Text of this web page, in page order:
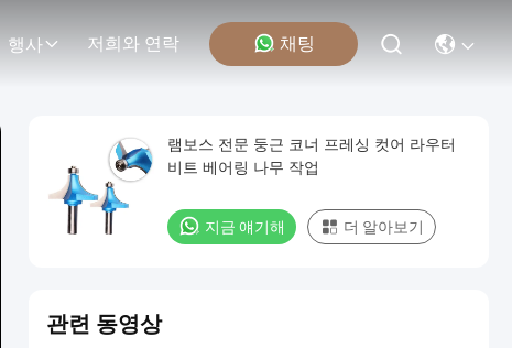
행사 저희와 연락 채팅
램보스 전문 둥근 코너 프레싱 컷어 라우터
비트 베어링 나무 작업
지금 얘기해 더 알아보기
관련 동영상